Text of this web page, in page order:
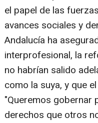
el papel de las
avances sociales y
Andalucía ha
interprofesional, la
no habrían salido
como la suya, y que
"Queremos gobernar
derechos que otros